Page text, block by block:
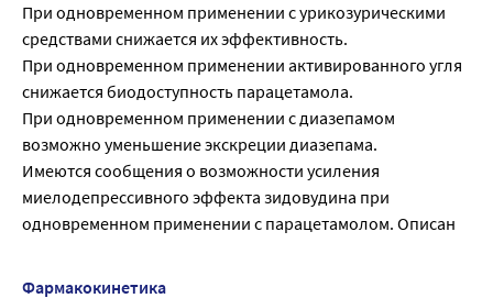
При одновременном применении с урикозурическими
средствами снижается их эффективность.
При одновременном применении активированного угля
снижается биодоступность парацетамола.
При одновременном применении с диазепамом
возможно уменьшение экскреции диазепама.
Имеются сообщения о возможности усиления
миелодепрессивного эффекта зидовудина при
одновременном применении с парацетамолом. Описан
Фармакокинетика